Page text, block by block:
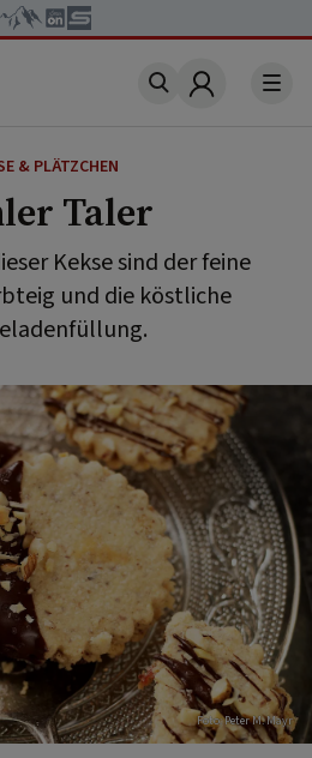
Account
& PLÄTZCHEN
Taler
Kekse sind der feine
und die köstliche
Foto: Peter M. Mayr